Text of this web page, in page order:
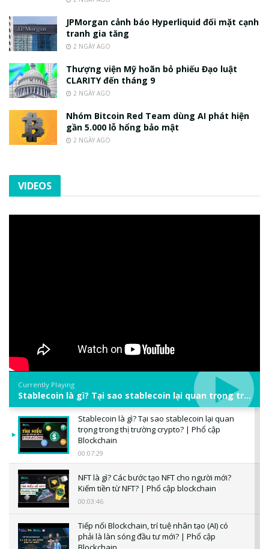
JPMorgan cảnh báo Hyperliquid đối mặt cạnh
tranh gia tăng
2 NGÀY AGO
Thượng viện Mỹ hoãn bỏ phiếu Đạo luật
CLARITY đến tháng 9
2 NGÀY AGO
Nhóm Bitcoin Red Team dùng AI phát hiện
gần 5.000 lỗ hổng bảo mật
2 NGÀY AGO
VIDEOS
Currently Playing
Stablecoin là gì? Tại sao stablecoin lại quan trọng trong thị trường crypto? | Phổ cập Blockchain
Stablecoin là gì? Tại sao stablecoin lại quan
trọng trong thị trường crypto? | Phổ cập
Blockchain
00:07:29
NFT là gì? Các bước tạo NFT cho người mới?
Kiếm tiền từ NFT? | Phổ cập blockchain
00:03:46
Tiếp nối Blockchain, trí tuệ nhân tạo (AI) có
phải là làn sóng đầu tư mới? | Phổ cập